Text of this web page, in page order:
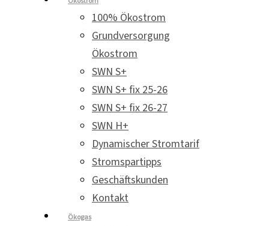
100% Ökostrom
Grundversorgung
Ökostrom
SWN S+
SWN S+ fix 25-26
SWN S+ fix 26-27
SWN H+
Dynamischer Stromtarif
Stromspartipps
Geschäftskunden
Kontakt
Ökogas